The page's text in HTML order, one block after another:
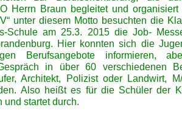
Herrn Braun begleitet und organisiert
unter diesem Motto besuchten die
Schule am 25.3. 2015 die Job-
Hier konnten sich die
Berufsangebote informieren,
in über 60 verschiedenen
Architekt, Polizist oder Landwirt,
Also heißt es für die Schüler der
und startet durch.